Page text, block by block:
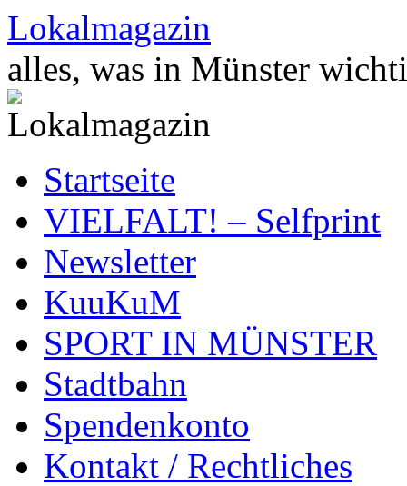
Zum
Inhalt
springen
Lokalmagazin
alles, was in Münster
Startseite
VIELFALT! – Selfprint
Newsletter
KuuKuM
SPORT IN MÜNSTER
Stadtbahn
Spendenkonto
Kontakt / Rechtliches